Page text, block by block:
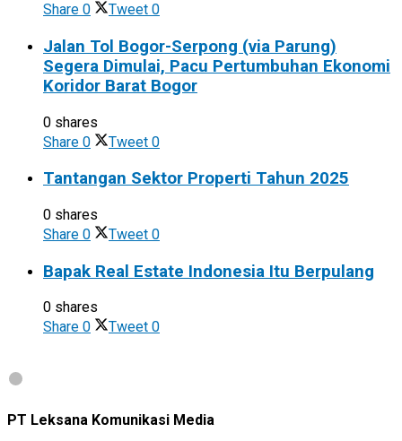
Share 0 Tweet 0
Jalan Tol Bogor-Serpong (via Parung)
Segera Dimulai, Pacu Pertumbuhan Ekonomi
Koridor Barat Bogor
0 shares
Share 0 Tweet 0
Tantangan Sektor Properti Tahun 2025
0 shares
Share 0 Tweet 0
Bapak Real Estate Indonesia Itu Berpulang
0 shares
Share 0 Tweet 0
PT Leksana Komunikasi Media